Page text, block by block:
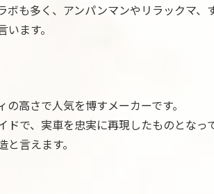
ボも多く、アンパンマンやリラックマ、
います。
高さで人気を博すメーカーです。
ドで、実車を忠実に再現したものとなっ
と言えます。